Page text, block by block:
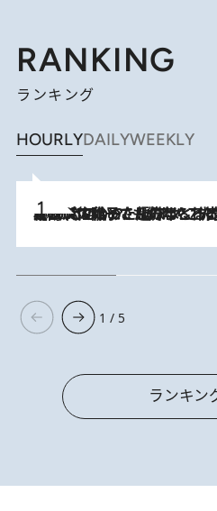
RANKING
ランキング
HOURLYDAILYWEEKLY
2026.8.5
【阿川佐和子さんの年とる力】なぜ70代で始めた趣味は“こんなに楽しい”のか？ ピアノ、俳句…スランプに陥っても続けられる“ある秘訣”とは
1 / 5
ランキン